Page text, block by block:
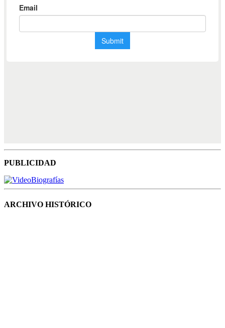
PUBLICIDAD
ARCHIVO HISTÓRICO